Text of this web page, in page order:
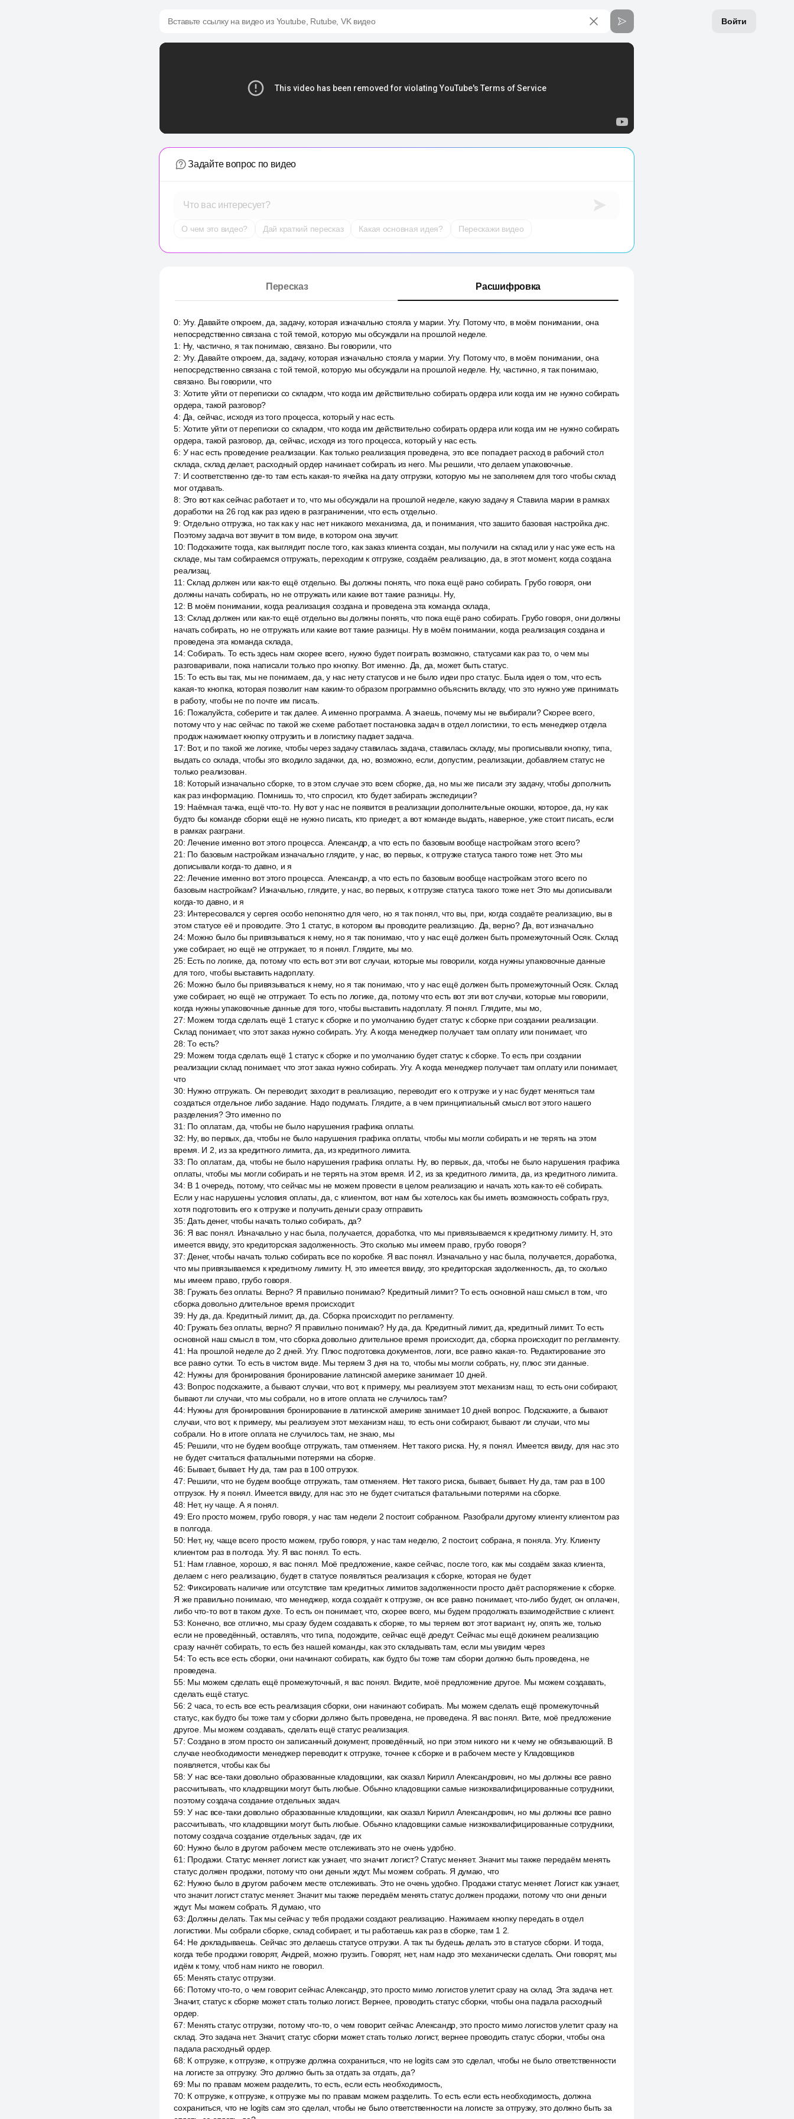
Войти
Вставьте ссылку на видео из Youtube, Rutube, VK видео
Задайте вопрос по видео
Что вас интересует?
О чем это видео? Дай краткий пересказ Какая основная идея? Перескажи видео
Пересказ Расшифровка
0: Угу. Давайте откроем, да, задачу, которая изначально стояла у марии. Угу. Потому что, в моём понимании, она
непосредственно связана с той темой, которую мы обсуждали на прошлой неделе.
1 : Ну, частично, я так понимаю, связано. Вы говорили, что
2: Угу. Давайте откроем, да, задачу, которая изначально стояла у марии. Угу. Потому что, в моём понимании, она
непосредственно связана с той темой, которую мы обсуждали на прошлой неделе. Ну, частично, я так понимаю,
связано. Вы говорили, что
3: Хотите уйти от переписки со складом, что когда им действительно собирать ордера или когда им не нужно собирать
ордера, такой разговор?
4: Да, сейчас, исходя из того процесса, который у нас есть.
5: Хотите уйти от переписки со складом, что когда им действительно собирать ордера или когда им не нужно собирать
ордера, такой разговор, да, сейчас, исходя из того процесса, который у нас есть.
6: У нас есть проведение реализации. Как только реализация проведена, это все попадает расход в рабочий стол
склада, склад делает, расходный ордер начинает собирать из него. Мы решили, что делаем упаковочные.
7: И соответственно где-то там есть какая-то ячейка на дату отгрузки, которую мы не заполняем для того чтобы склад
мог отдавать.
8: Это вот как сейчас работает и то, что мы обсуждали на прошлой неделе, какую задачу я Ставила марии в рамках
доработки на 26 год как раз идею в разграничении, что есть отдельно.
9: Отдельно отгрузка, но так как у нас нет никакого механизма, да, и понимания, что зашито базовая настройка днс.
Поэтому задача вот звучит в том виде, в котором она звучит.
10: Подскажите тогда, как выглядит после того, как заказ клиента создан, мы получили на склад или у нас уже есть на
складе, мы там собираемся отгружать, переходим к отгрузке, создаём реализацию, да, в этот момент, когда создана
реализац.
11 :Склад должен или как-то ещё отдельно. Вы должны понять, что пока ещё рано собирать. Грубо говоря, они
должны начать собирать, но не отгружать или какие вот такие разницы. Ну,
12: В моём понимании, когда реализация создана и проведена эта команда склада,
13:Склад должен или как-то ещё отдельно вы должны понять, что пока ещё рано собирать. Грубо говоря, они должны
начать собирать, но не отгружать или какие вот такие разницы. Ну в моём понимании, когда реализация создана и
проведена эта команда склада,
14:Собирать. То есть здесь нам скорее всего, нужно будет поиграть возможно, статусами как раз то, о чем мы
разговаривали, пока написали только про кнопку. Вот именно. Да, да, может быть статус.
15:То есть вы так, мы не понимаем, да, у нас нету статусов и не было идеи про статус. Была идея о том, что есть
какая-то кнопка, которая позволит нам каким-то образом программно объяснить вкладу, что это нужно уже принимать
в работу, чтобы не по почте им писать.
16: Пожалуйста, соберите и так далее. А именно программа. А знаешь, почему мы не выбирали? Скорее всего,
потому что у нас сейчас по такой же схеме работает постановка задач в отдел логистики, то есть менеджер отдела
продаж нажимает кнопку отгрузить и в логистику падает задача.
17: Вот, и по такой же логике, чтобы через задачу ставилась задача, ставилась складу, мы прописывали кнопку, типа,
выдать со склада, чтобы это входило задачки, да, но, возможно, если, допустим, реализации, добавляем статус не
только реализован.
18: Который изначально сборке, то в этом случае это всем сборке, да, но мы же писали эту задачу, чтобы дополнить
как раз информацию. Помнишь то, что спросил, кто будет забирать экспедиции?
19: Наёмная тачка, ещё что-то. Ну вот у нас не появится в реализации дополнительные окошки, которое, да, ну как
будто бы команде сборки ещё не нужно писать, кто приедет, а вот команде выдать, наверное, уже стоит писать, если
в рамках разграни.
20:Лечение именно вот этого процесса. Александр, а что есть по базовым вообще настройкам этого всего?
21 : По базовым настройкам изначально глядите, у нас, во первых, к отгрузке статуса такого тоже нет. Это мы
дописывали когда-то давно, и я
22:Лечение именно вот этого процесса. Александр, а что есть по базовым вообще настройкам этого всего по
базовым настройкам? Изначально, глядите, у нас, во первых, к отгрузке статуса такого тоже нет. Это мы дописывали
когда-то давно, и я
23: Интересовался у сергея особо непонятно для чего, но я так понял, что вы, при, когда создаёте реализацию, вы в
этом статусе её и проводите. Это 1 статус, в котором вы проводите реализацию. Да, верно? Да, вот изначально
24: Можно было бы привязываться к нему, но я так понимаю, что у нас ещё должен быть промежуточный Осяк. Склад
уже собирает, но ещё не отгружает, то я понял. Глядите, мы мо.
25: Есть по логике, да, потому что есть вот эти вот случаи, которые мы говорили, когда нужны упаковочные данные
для того, чтобы выставить надоплату.
26: Можно было бы привязываться к нему, но я так понимаю, что у нас ещё должен быть промежуточный Осяк. Склад
уже собирает, но ещё не отгружает. То есть по логике, да, потому что есть вот эти вот случаи, которые мы говорили,
когда нужны упаковочные данные для того, чтобы выставить надоплату. Я понял. Глядите, мы мо,
27: Можем тогда сделать ещё 1 статус к сборке и по умолчанию будет статус к сборке при создании реализации.
Склад понимает, что этот заказ нужно собирать. Угу. А когда менеджер получает там оплату или понимает, что
28:То есть?
29: Можем тогда сделать ещё 1 статус к сборке и по умолчанию будет статус к сборке. То есть при создании
реализации склад понимает, что этот заказ нужно собирать. Угу. А когда менеджер получает там оплату или понимает,
что
30: Нужно отгружать. Он переводит, заходит в реализацию, переводит его к отгрузке и у нас будет меняться там
создаться отдельное либо задание. Надо подумать. Глядите, а в чем принципиальный смысл вот этого нашего
разделения? Это именно по
31 : По оплатам, да, чтобы не было нарушения графика оплаты.
32: Ну, во первых, да, чтобы не было нарушения графика оплаты, чтобы мы могли собирать и не терять на этом
время. И 2, из за кредитного лимита, да, из кредитного лимита.
33: По оплатам, да, чтобы не было нарушения графика оплаты. Ну, во первых, да, чтобы не было нарушения графика
оплаты, чтобы мы могли собирать и не терять на этом время. И 2, из за кредитного лимита, да, из кредитного лимита.
34: В 1 очередь, потому, что сейчас мы не можем провести в целом реализацию и начать хоть как-то её собирать.
Если у нас нарушены условия оплаты, да, с клиентом, вот нам бы хотелось как бы иметь возможность собрать груз,
хотя подготовить его к отгрузке и получить деньги сразу отправить
35: Дать денег, чтобы начать только собирать, да?
36: Я вас понял. Изначально у нас была, получается, доработка, что мы привязываемся к кредитному лимиту. Н, это
имеется ввиду, это кредиторская задолженность. Это сколько мы имеем право, грубо говоря?
37: Денег, чтобы начать только собирать все по коробке. Я вас понял. Изначально у нас была, получается, доработка,
что мы привязываемся к кредитному лимиту. Н, это имеется ввиду, это кредиторская задолженность, да, то сколько
мы имеем право, грубо говоря.
38: Гружать без оплаты. Верно? Я правильно понимаю? Кредитный лимит? То есть основной наш смысл в том, что
сборка довольно длительное время происходит.
39: Ну да, да. Кредитный лимит, да, да. Сборка происходит по регламенту.
40: Гружать без оплаты, верно? Я правильно понимаю? Ну да, да. Кредитный лимит, да, кредитный лимит. То есть
основной наш смысл в том, что сборка довольно длительное время происходит, да, сборка происходит по регламенту.
41 : На прошлой неделе до 2 дней. Угу. Плюс подготовка документов, логи, все равно какая-то. Редактирование это
все равно сутки. То есть в чистом виде. Мы теряем 3 дня на то, чтобы мы могли собрать, ну, плюс эти данные.
42: Нужны для бронирования бронирование латинской америке занимает 10 дней.
43: Вопрос подскажите, а бывают случаи, что вот, к примеру, мы реализуем этот механизм наш, то есть они собирают,
бывают ли случаи, что мы собрали, но в итоге оплата не случилось там?
44: Нужны для бронирования бронирование в латинской америке занимает 10 дней вопрос. Подскажите, а бывают
случаи, что вот, к примеру, мы реализуем этот механизм наш, то есть они собирают, бывают ли случаи, что мы
собрали. Но в итоге оплата не случилось там, не знаю, мы
45: Решили, что не будем вообще отгружать, там отменяем. Нет такого риска. Ну, я понял. Имеется ввиду, для нас это
не будет считаться фатальными потерями на сборке.
46: Бывает, бывает. Ну да, там раз в 100 отгрузок.
47: Решили, что не будем вообще отгружать, там отменяем. Нет такого риска, бывает, бывает. Ну да, там раз в 100
отгрузок. Ну я понял. Имеется ввиду, для нас это не будет считаться фатальными потерями на сборке.
48: Нет, ну чаще. А я понял.
49: Его просто можем, грубо говоря, у нас там недели 2 постоит собранном. Разобрали другому клиенту клиентом раз
в полгода.
50: Нет, ну, чаще всего просто можем, грубо говоря, у нас там неделю, 2 постоит, собрана, я поняла. Угу. Клиенту
клиентом раз в полгода. Угу. Я вас понял. То есть.
51 : Нам главное, хорошо, я вас понял. Моё предложение, какое сейчас, после того, как мы создаём заказ клиента,
делаем с него реализацию, будет в статусе появляться реализация к сборке, которая не будет
52:Фиксировать наличие или отсутствие там кредитных лимитов задолженности просто даёт распоряжение к сборке.
Я же правильно понимаю, что менеджер, когда создаёт к отгрузке, он все равно понимает, что-либо будет, он оплачен,
либо что-то вот в таком духе. То есть он понимает, что, скорее всего, мы будем продолжать взаимодействие с клиент.
53: Конечно, все отлично, мы сразу будем создавать к сборке, то мы теряем вот этот вариант, ну, опять же, только
если не проведённый, оставлять, что типа, подождите, сейчас ещё доедут. Сейчас мы ещё докинем реализацию
сразу начнёт собирать, то есть без нашей команды, как это складывать там, если мы увидим через
54:То есть все есть сборки, они начинают собирать, как будто бы тоже там сборки должно быть проведена, не
проведена.
55: Мы можем сделать ещё промежуточный, я вас понял. Видите, моё предложение другое. Мы можем создавать,
сделать ещё статус.
56: 2 часа, то есть все есть реализация сборки, они начинают собирать. Мы можем сделать ещё промежуточный
статус, как будто бы тоже там у сборки должно быть проведена, не проведена. Я вас понял. Вите, моё предложение
другое. Мы можем создавать, сделать ещё статус реализация.
57:Создано в этом просто он записанный документ, проведённый, но при этом никого ни к чему не обязывающий. В
случае необходимости менеджер переводит к отгрузке, точнее к сборке и в рабочем месте у Кладовщиков
появляется, чтобы как бы
58:У нас все-таки довольно образованные кладовщики, как сказал Кирилл Александрович, но мы должны все равно
рассчитывать, что кладовщики могут быть любые. Обычно кладовщики самые низкоквалифицированные сотрудники,
поэтому создача создание отдельных задач.
59:У нас все-таки довольно образованные кладовщики, как сказал Кирилл Александрович, но мы должны все равно
рассчитывать, что кладовщики могут быть любые. Обычно кладовщики самые низкоквалифицированные сотрудники,
потому создача создание отдельных задач, где их
60: Нужно было в другом рабочем месте отслеживать это не очень удобно.
61 : Продажи. Статус меняет логист как узнает, что значит логист? Статус меняет. Значит мы также передаём менять
статус должен продажи, потому что они деньги ждут. Мы можем собрать. Я думаю, что
62: Нужно было в другом рабочем месте отслеживать. Это не очень удобно. Продажи статус меняет. Логист как узнает,
что значит логист статус меняет. Значит мы также передаём менять статус должен продажи, потому что они деньги
ждут. Мы можем собрать. Я думаю, что
63: Должны делать. Так мы сейчас у тебя продажи создают реализацию. Нажимаем кнопку передать в отдел
логистики. Мы собрали сборке, склад собирает, и ты работаешь как раз в сборке, там 1 2.
64: Не докладываешь. Сейчас это делаешь статусе отгрузки. А так ты будешь делать это в статусе сборки. И тогда,
когда тебе продажи говорят, Андрей, можно грузить. Говорят, нет, нам надо это механически сделать. Они говорят, мы
идём к тому, чтоб нам никто не говорил.
65: Менять статус отгрузки.
66: Потому что-то, о чем говорит сейчас Александр, это просто мимо логистов улетит сразу на склад. Эта задача нет.
Значит, статус к сборке может стать только логист. Вернее, проводить статус сборки, чтобы она падала расходный
ордер.
67: Менять статус отгрузки, потому что-то, о чем говорит сейчас Александр, это просто мимо логистов улетит сразу на
склад. Это задача нет. Значит, статус сборки может стать только логист, вернее проводить статус сборки, чтобы она
падала расходный ордер.
68: К отгрузке, к отгрузке, к отгрузке должна сохраниться, что не logits сам это сделал, чтобы не было ответственности
на логисте за отгрузку. Это должно быть за отдать за отдать, да?
69: Мы по правам можем разделить, то есть, если есть необходимость,
70: К отгрузке, к отгрузке, к отгрузке мы по правам можем разделить. То есть если есть необходимость, должна
сохраниться, что не logits сам это сделал, чтобы не было ответственности на логисте за отгрузку, это должно быть за